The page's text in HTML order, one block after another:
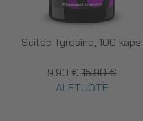
Scitec Tyrosine, 100 kaps.
9.90 € 15.90 €
ALETUOTE